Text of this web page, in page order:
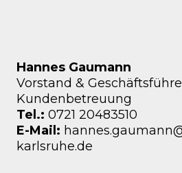
Hannes Gaumann
Vorstand &
Kundenbetreuung
Tel.: 0721 20483510
E-Mail:
karlsruhe.de